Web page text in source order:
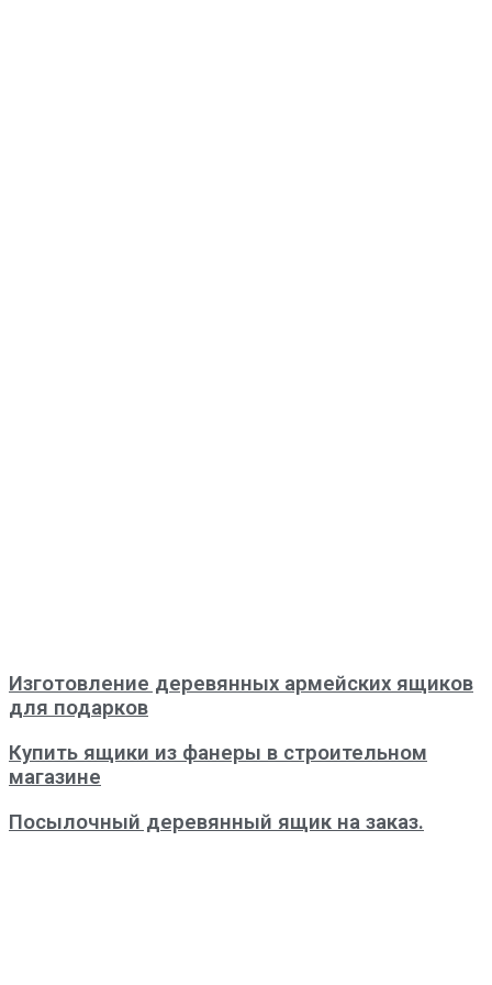
Изготовление деревянных армейских ящиков
для подарков
Купить ящики из фанеры в строительном
магазине
Посылочный деревянный ящик на заказ.